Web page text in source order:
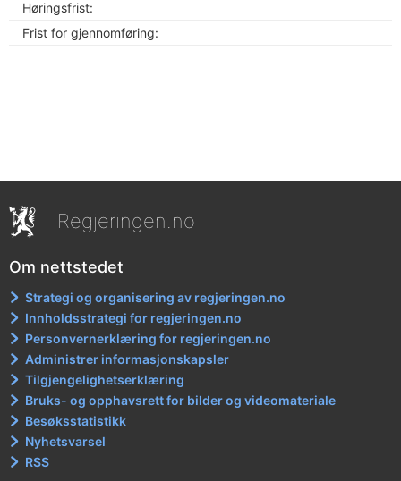
Høringsfrist:
Frist for gjennomføring:
Regjeringen.no
Om nettstedet
Strategi og organisering av regjeringen.no
Innholdsstrategi for regjeringen.no
Personvernerklæring for regjeringen.no
Administrer informasjonskapsler
Tilgjengelighetserklæring
Bruks- og opphavsrett for bilder og videomateriale
Besøksstatistikk
Nyhetsvarsel
RSS